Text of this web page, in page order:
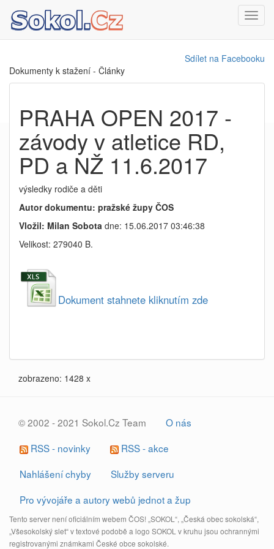
Sdílet na Facebooku
Dokumenty k stažení - Články
PRAHA OPEN 2017 -
závody v atletice RD,
PD a NŽ 11.6.2017
výsledky rodiče a děti
Autor dokumentu: pražské župy ČOS
Vložil: Milan Sobota dne: 15.06.2017 03:46:38
Velikost: 279040 B.
Dokument stahnete kliknutím zde
zobrazeno: 1428 x
© 2002 - 2021 Sokol.Cz Team
O nás
RSS - novinky
RSS - akce
Nahlášení chyby
Služby serveru
Pro vývojáře a autory webů jednot a žup
Tento server není oficiálním webem ČOS! „SOKOL“, „Česká obec sokolská“,
„Všesokolský slet“ v textové podobě a logo SOKOL v kruhu jsou ochrannými
registrovanými známkami České obce sokolské.